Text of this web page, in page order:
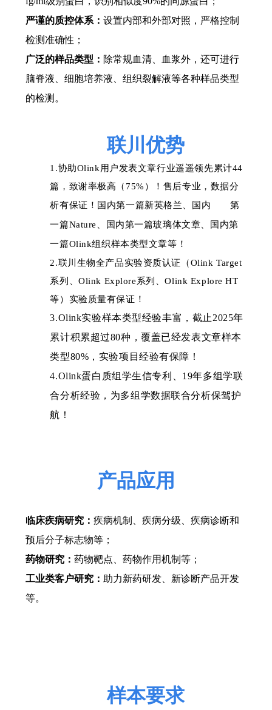
严谨的质控体系：设置内部和外部对照，严格控制
检测准确性；
广泛的样品类型： 除常规血清、血浆外，还可进行
脑脊液、细胞培养液、组织裂解液等各种样品类型
的检测。
联川优势
1.协助Olink用户发表文章行业遥遥领先累计44
篇，致谢率极高（75%）！ 售后专业，数据分
析有保证！ 国内第一篇新英格兰、国内 第
一篇Nature、国内第一篇玻璃体文章、国内第
一篇Olink组织样本类型文章等！
2.联川生物全产品实验资质认证（Olink Target
系列、Olink Explore系列、Olink Explore HT
等）实验质量有保证！
3.Olink实验样本类型经验丰富，截止2025年
累计积累超过80种，覆盖已经发表文章样本
类型80%，实验项目经验有保障！
4.Olink蛋白质组学生信专利、19年多组学联
合分析经验，为多组学数据联合分析保驾护
航！
产品应用
临床疾病研究：疾病机制、疾病分级、疾病诊断和
预后分子标志物等；
药物研究：药物靶点、药物作用机制等；
工业类客户研究：助力新药研发、新诊断产品开发
等。
样本要求